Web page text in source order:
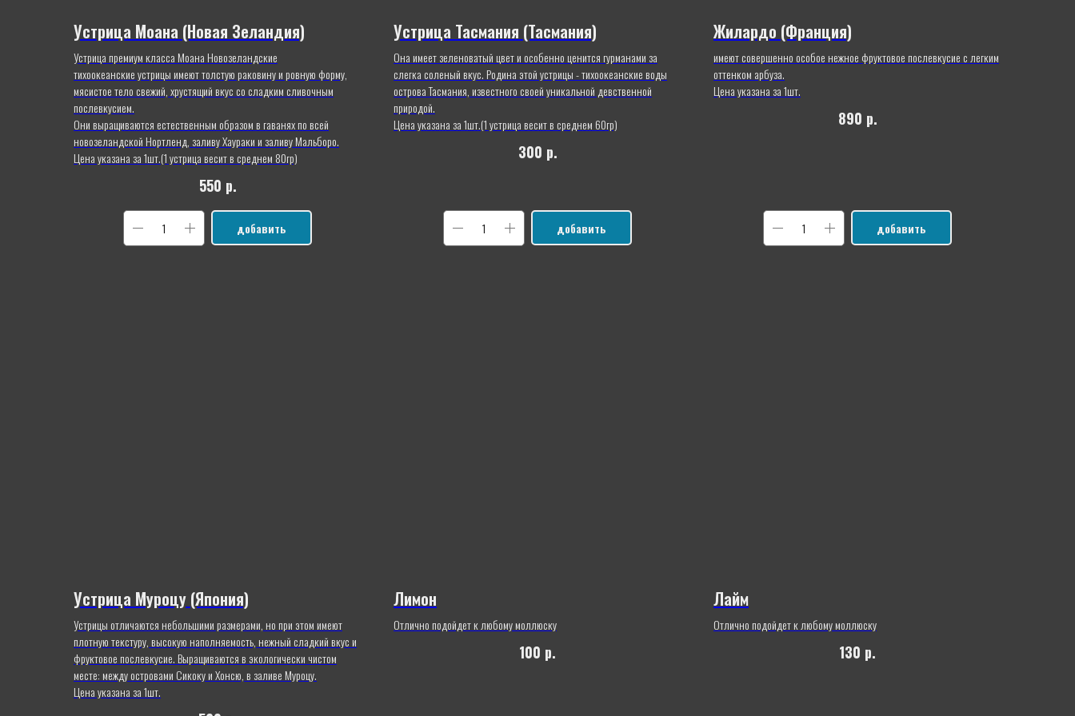
Устрица Моана (Новая Зеландия)
Устрица премиум класса Моана Новозеландские
тихоокеанские устрицы имеют толстую раковину и ровную форму,
мясистое тело свежий, хрустящий вкус со сладким сливочным
послевкусием.
Они выращиваются естественным образом в гаванях по всей
новозеландской Нортленд, заливу Хаураки и заливу Мальборо.
Цена указана за 1шт.(1 устрица весит в среднем 80гр)
550 р.
добавить
Устрица Тасмания (Тасмания)
Она имеет зеленоватый цвет и особенно ценится гурманами за
слегка соленый вкус. Родина этой устрицы - тихоокеанские воды
острова Тасмания, известного своей уникальной девственной
природой.
Цена указана за 1шт.(1 устрица весит в среднем 60гр)
300 р.
добавить
Жилардо (Франция)
имеют совершенно особое нежное фруктовое послевкусие c легким
оттенком арбуза.
Цена указана за 1шт.
890 р.
добавить
Устрица Муроцу (Япония)
Устрицы отличаются небольшими размерами, но при этом имеют
плотную текстуру, высокую наполняемость, нежный сладкий вкус и
фруктовое послевкусие. Выращиваются в экологически чистом
месте: между островами Сикоку и Хонсю, в заливе Муроцу.
Цена указана за 1шт.
Лимон
Отлично подойдет к любому моллюску
100 р.
Лайм
Отлично подойдет к любому моллюску
130 р.